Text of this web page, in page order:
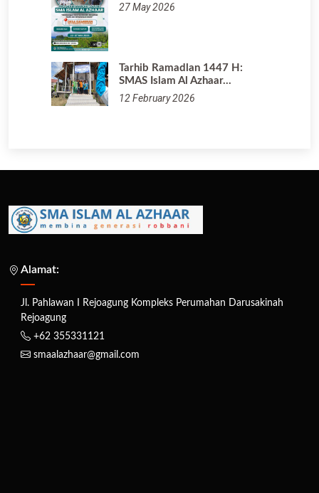
27 May 2026
Tarhib Ramadlan 1447 H:
SMAS Islam Al Azhaar…
12 February 2026
Alamat:
Jl. Pahlawan I Rejoagung Kompleks Perumahan Darusakinah
Rejoagung
+62 355331121
smaalazhaar@gmail.com